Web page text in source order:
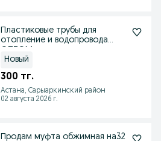
Пластиковые трубы для
отопление и водопровода
Новый
300 тг.
Астана, Сарыаркинский район
02 августа 2026 г.
Продам муфта обжимная на32